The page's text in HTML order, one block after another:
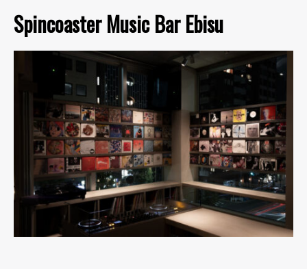
Spincoaster Music Bar Ebisu